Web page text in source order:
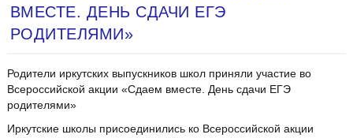
ВМЕСТЕ. ДЕНЬ СДАЧИ ЕГЭ
РОДИТЕЛЯМИ»
Родители иркутских выпускников школ приняли участие во
Всероссийской акции «Сдаем вместе. День сдачи ЕГЭ
родителями»
Иркутские школы присоединились ко Всероссийской акции